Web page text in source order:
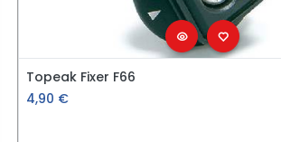
Topeak Fixer F66
4,90 €